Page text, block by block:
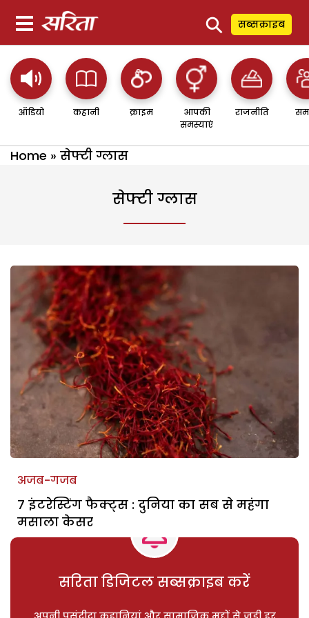
⚲ सब्सक्राइब
ऑडियो कहानी क्राइम
आपकी
समस्याएं
राजनीति
Home » सेफ्टी ग्लास
सेफ्टी ग्लास
अजब-गजब
7 इंटरेस्टिंग फैक्ट्स : दुनिया का सब से महंगा
मसाला केसर
सरिता डिजिटल सब्सक्राइब करें